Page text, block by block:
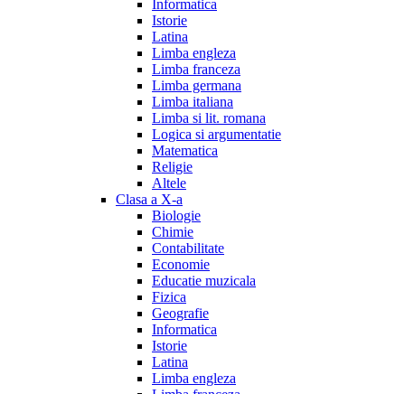
Informatica
Istorie
Latina
Limba engleza
Limba franceza
Limba germana
Limba italiana
Limba si lit. romana
Logica si argumentatie
Matematica
Religie
Altele
Clasa a X-a
Biologie
Chimie
Contabilitate
Economie
Educatie muzicala
Fizica
Geografie
Informatica
Istorie
Latina
Limba engleza